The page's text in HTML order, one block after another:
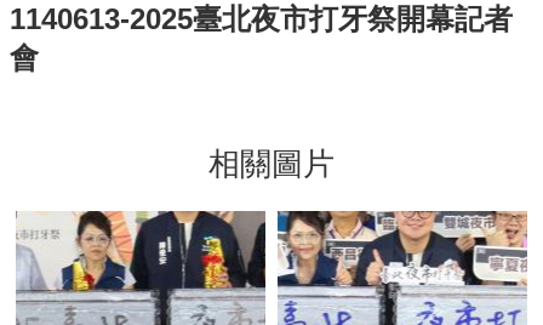
1140613-2025臺北夜市打牙祭開幕記者
會
相關圖片